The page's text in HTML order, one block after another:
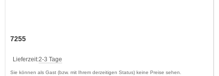
7255
Lieferzeit:2-3 Tage
Sie können als Gast (bzw. mit Ihrem derzeitigen Status) keine Preise sehen.